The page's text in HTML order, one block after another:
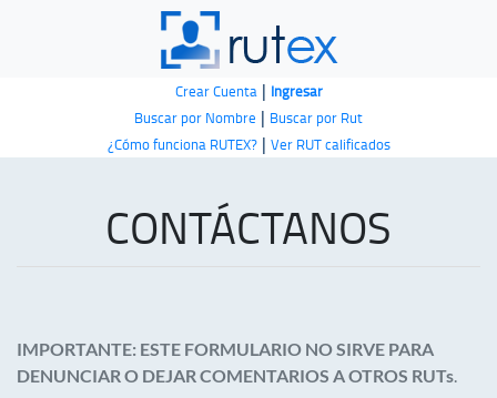
Crear Cuenta| Ingresar
Buscar por Nombre | Buscar por Rut
¿Cómo funciona RUTEX?| Ver RUT calificados
CONTÁCTANOS
IMPORTANTE: ESTE FORMULARIO NO SIRVE PARA
DENUNCIAR O DEJAR COMENTARIOS A OTROS RUTs.